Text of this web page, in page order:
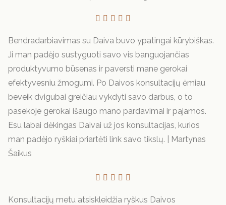
    
Bendradarbiavimas su Daiva buvo ypatingai kūrybiškas.
Ji man padėjo sustyguoti savo vis banguojančias
produktyvumo būsenas ir paversti mane gerokai
efektyvesniu žmogumi. Po Daivos konsultacijų ėmiau
beveik dvigubai greičiau vykdyti savo darbus, o to
pasekoje gerokai išaugo mano pardavimai ir pajamos.
Esu labai dėkingas Daivai už jos konsultacijas, kurios
man padėjo ryškiai priartėti link savo tikslų. |
Martynas
Šaikus
    
Konsultacijų metu atsiskleidžia ryškus Daivos